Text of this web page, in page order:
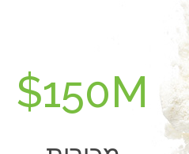
$150M